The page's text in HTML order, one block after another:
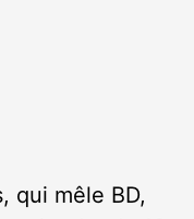
qui mêle BD,